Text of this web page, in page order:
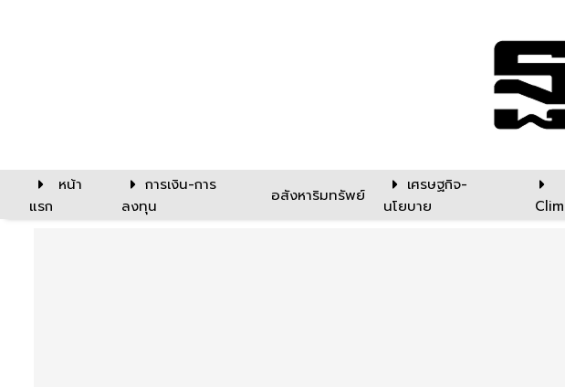
หน้า
แรก
การเงิน-การ
ลงทุน
อสังหาริมทรัพย์
เศรษฐกิจ-
นโยบาย